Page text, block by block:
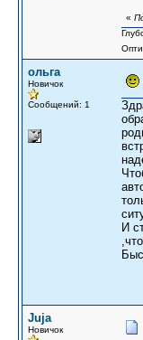
«
ольга
Новичок
Сообщений: 1
И
Juja
Новичок